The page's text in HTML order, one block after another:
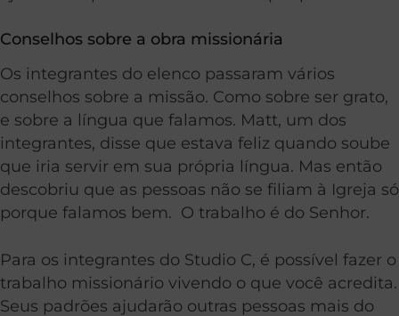
Conselhos sobre a obra missionária
Os integrantes do elenco passaram vários
conselhos sobre a missão. Como sobre ser grato,
e sobre a língua que falamos. Matt, um dos
integrantes, disse que estava feliz quando soube
que iria servir em sua própria língua. Mas então
descobriu que as pessoas não se filiam à Igreja só
porque falamos bem. O trabalho é do Senhor.
Para os integrantes do Studio C, é possível fazer o
trabalho missionário vivendo o que você acredita.
Seus padrões ajudarão outras pessoas mais do